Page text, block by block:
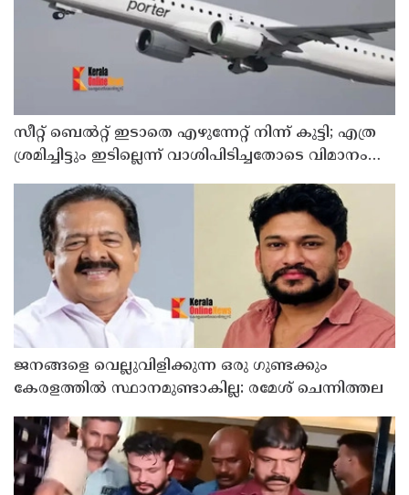
സീറ്റ് ബെല്‍റ്റ് ഇടാതെ എഴുന്നേറ്റ് നിന്ന് കുട്ടി; എത്ര
ശ്രമിച്ചിട്ടും ഇടില്ലെന്ന് വാശിപിടിച്ചതോടെ വിമാനം
റദ്ദാക്കി
ജനങ്ങളെ വെല്ലുവിളിക്കുന്ന ഒരു ഗുണ്ടക്കും
കേരളത്തില്‍ സ്ഥാനമുണ്ടാകില്ല: രമേശ് ചെന്നിത്തല